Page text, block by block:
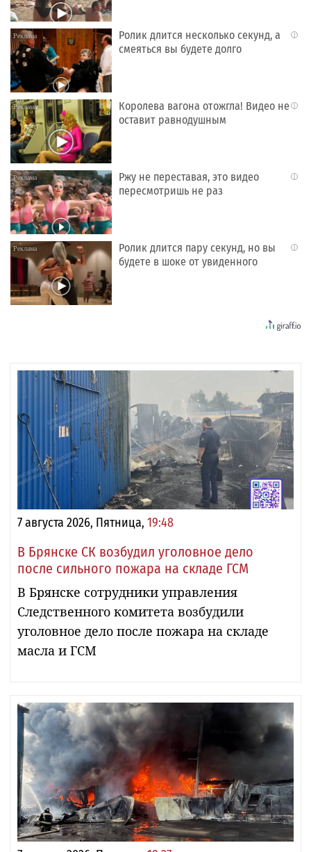
i
Ролик длится несколько секунд, а
смеяться вы будете долго
i
Королева вагона отожгла! Видео не
оставит равнодушным
i
Ржу не переставая, это видео
пересмотришь не раз
i
Ролик длится пару секунд, но вы
будете в шоке от увиденного
7 августа 2026, Пятница, 19:48
В Брянске СК возбудил уголовное дело
после сильного пожара на складе ГСМ
В Брянске сотрудники управления
Следственного комитета возбудили
уголовное дело после пожара на складе
масла и ГСМ